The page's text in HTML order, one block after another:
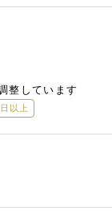
整しています
以上